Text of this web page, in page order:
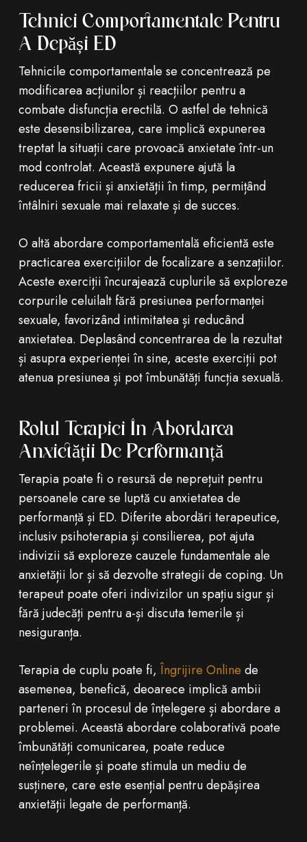
Tehnici Comportamentale Pentru
A Depăși ED
Tehnicile comportamentale se concentrează pe
modificarea acțiunilor și reacțiilor pentru a
combate disfuncția erectilă. O astfel de tehnică
este desensibilizarea, care implică expunerea
treptat la situații care provoacă anxietate într-un
mod controlat. Această expunere ajută la
reducerea fricii și anxietății în timp, permițând
întâlniri sexuale mai relaxate și de succes.
O altă abordare comportamentală eficientă este
practicarea exercițiilor de focalizare a senzațiilor.
Aceste exerciții încurajează cuplurile să exploreze
corpurile celuilalt fără presiunea performanței
sexuale, favorizând intimitatea și reducând
anxietatea. Deplasând concentrarea de la rezultat
și asupra experienței în sine, aceste exerciții pot
atenua presiunea și pot îmbunătăți funcția sexuală.
Rolul Terapiei În Abordarea
Anxietății De Performanță
Terapia poate fi o resursă de neprețuit pentru
persoanele care se luptă cu anxietatea de
performanță și ED. Diferite abordări terapeutice,
inclusiv psihoterapia și consilierea, pot ajuta
indivizii să exploreze cauzele fundamentale ale
anxietății lor și să dezvolte strategii de coping. Un
terapeut poate oferi indivizilor un spațiu sigur și
fără judecăți pentru a-și discuta temerile și
nesiguranța.
Terapia de cuplu poate fi, Îngrijire Online de
asemenea, benefică, deoarece implică ambii
parteneri în procesul de înțelegere și abordare a
problemei. Această abordare colaborativă poate
îmbunătăți comunicarea, poate reduce
neînțelegerile și poate stimula un mediu de
susținere, care este esențial pentru depășirea
anxietății legate de performanță.